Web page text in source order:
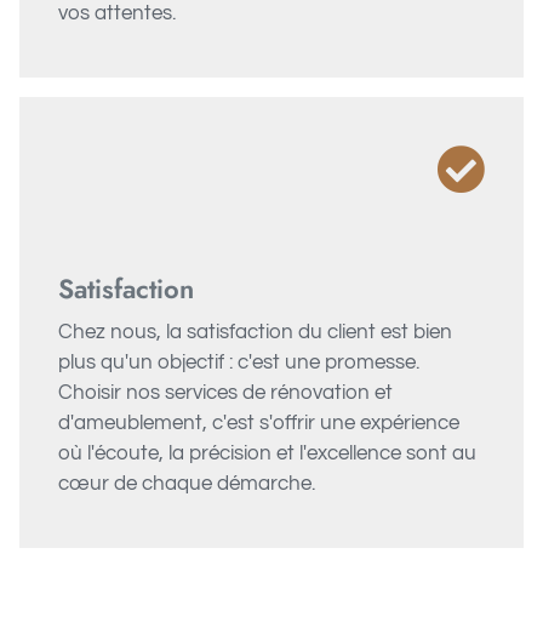
vos attentes.
Satisfaction
Chez nous, la satisfaction du client est bien
plus qu'un objectif : c'est une promesse.
Choisir nos services de rénovation et
d'ameublement, c'est s'offrir une expérience
où l'écoute, la précision et l'excellence sont au
cœur de chaque démarche.